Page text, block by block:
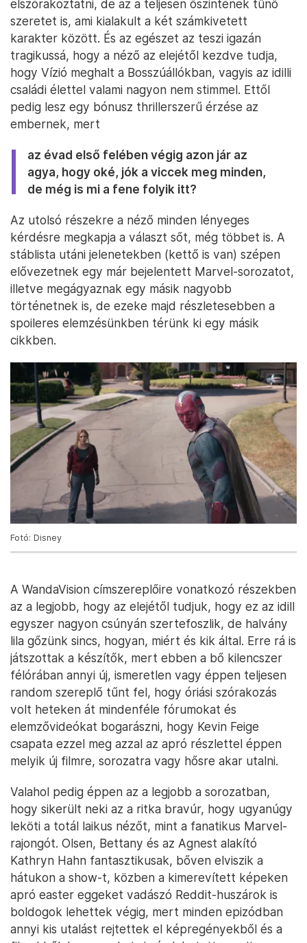
elszórakoztatni, de az a teljesen őszintének tűnő
szeretet is, ami kialakult a két számkivetett
karakter között. És az egészet az teszi igazán
tragikussá, hogy a néző az elejétől kezdve tudja,
hogy Vízió meghalt a Bosszúállókban, vagyis az idilli
családi élettel valami nagyon nem stimmel. Ettől
pedig lesz egy bónusz thrillerszerű érzése az
embernek, mert
az évad első felében végig azon jár az
agya, hogy oké, jók a viccek meg minden,
de még is mi a fene folyik itt?
Az utolsó részekre a néző minden lényeges
kérdésre megkapja a választ sőt, még többet is. A
stáblista utáni jelenetekben (kettő is van) szépen
elővezetnek egy már bejelentett Marvel-sorozatot,
illetve megágyaznak egy másik nagyobb
történetnek is, de ezeke majd részletesebben a
spoileres elemzésünkben térünk ki egy másik
cikkben.
Fotó: Disney
A WandaVision címszereplőire vonatkozó részekben
az a legjobb, hogy az elejétől tudjuk, hogy ez az idill
egyszer nagyon csúnyán szertefoszlik, de halvány
lila gőzünk sincs, hogyan, miért és kik által. Erre rá is
játszottak a készítők, mert ebben a bő kilencszer
félórában annyi új, ismeretlen vagy éppen teljesen
random szereplő tűnt fel, hogy óriási szórakozás
volt heteken át mindenféle fórumokat és
elemzővideókat bogarászni, hogy Kevin Feige
csapata ezzel meg azzal az apró részlettel éppen
melyik új filmre, sorozatra vagy hősre akar utalni.
Valahol pedig éppen az a legjobb a sorozatban,
hogy sikerült neki az a ritka bravúr, hogy ugyanúgy
leköti a totál laikus nézőt, mint a fanatikus Marvel-
rajongót. Olsen, Bettany és az Agnest alakító
Kathryn Hahn fantasztikusak, bőven elviszik a
hátukon a show-t, közben a kimerevített képeken
apró easter eggeket vadászó Reddit-huszárok is
boldogok lehettek végig, mert minden epizódban
annyi kis utalást rejtettek el képregényekből és a